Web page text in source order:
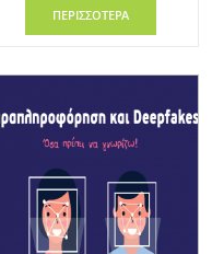
ΠΕΡΙΣΣΟΤΕΡΑ